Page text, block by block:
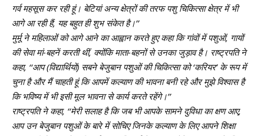
गर्व महसूस कर रही हूं। बेटियां अन्य क्षेत्रों की तरफ पशु चिकित्सा क्षेत्र में भी
आगे आ रही हैं, यह बहुत ही शुभ संकेत है।’’
मुर्मू ने महिलाओं को आगे आने का आह्वान करते हुए कहा कि गांवों में पशुओं, गायों
की सेवा मां-बहनें करती थीं, क्योंकि माता-बहनों से उनका जुड़ाव है। राष्ट्रपति ने
कहा, ‘‘आप (विद्यार्थियों) सबने बेजुबान पशुओं की चिकित्‍सा को ‘करियर’ के रूप में
चुना ह‍ै और मैं चाहती हूं कि आपमें कल्याण की भावना बनी रहे और मुझे विश्वास है
कि भविष्य में भी इसी मूल भावना से कार्य करते रहेंगे।’’
राष्ट्रपति ने कहा, ‘‘मेरी सलाह है कि जब भी आपके सामने दुविधा का क्षण आए,
आप उन बेजुबान पशुओं के बारे में सोचिए जिनके कल्‍याण के लिए आपने शिक्षा